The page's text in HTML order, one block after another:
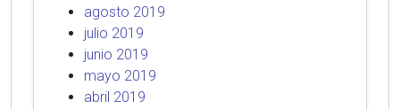
agosto 2019
julio 2019
junio 2019
mayo 2019
abril 2019